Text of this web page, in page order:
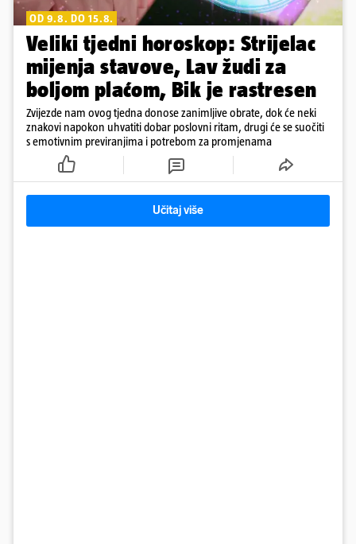
OD 9.8. DO 15.8.
Veliki tjedni horoskop: Strijelac
mijenja stavove, Lav žudi za
boljom plaćom, Bik je rastresen
Zvijezde nam ovog tjedna donose zanimljive obrate, dok će neki
znakovi napokon uhvatiti dobar poslovni ritam, drugi će se suočiti
s emotivnim previranjima i potrebom za promjenama
Učitaj više